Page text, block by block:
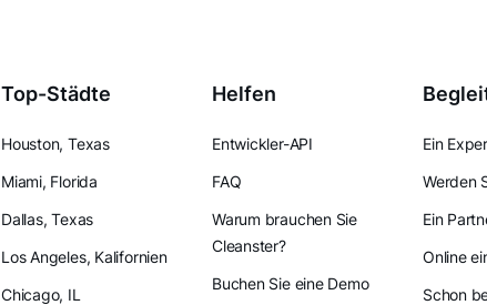
Top-Städte
Houston, Texas
Miami, Florida
Dallas, Texas
Los Angeles, Kalifornien
Chicago, IL
Helfen
Entwickler-API
FAQ
Warum brauchen Sie
Cleanster?
Buchen Sie eine Demo
Ein
Werden
Ein
Online
Schon